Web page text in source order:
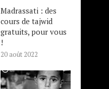
Madrassati : des
cours de tajwid
gratuits, pour vous
!
20 août 2022